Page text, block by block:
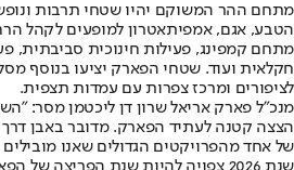
מתחם ההר המשוקם יהיו שטחי תרבות
הטבע, אגם, אמפיתאטרון למופעים לקהל
מתחם קמפינג, פעילות חינוכית סביבתית,
חקלאית ועוד. שטחי הפארק יציעו בנוסף
לציפורים ומרכז צפרות עם עמדות תצפית.
מנכ״ל פארק אריאל שרון דן ליכטמן מסר:
הצצה קטנה לעתיד הפארק. מדובר באבן
של אחד מהפרויקטים הגדולים שאנו